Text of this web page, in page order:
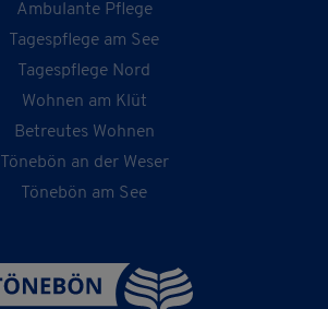
Ambulante Pflege
Tagespflege am See
Tagespflege Nord
Wohnen am Klüt
Betreutes Wohnen
Tönebön an der Weser
Tönebön am See